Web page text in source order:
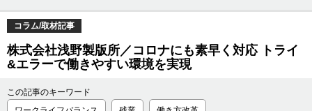
コラム/取材記事
株式会社浅野製版所／コロナにも素早く対応 トライ
&エラーで働きやすい環境を実現
この記事のキーワード